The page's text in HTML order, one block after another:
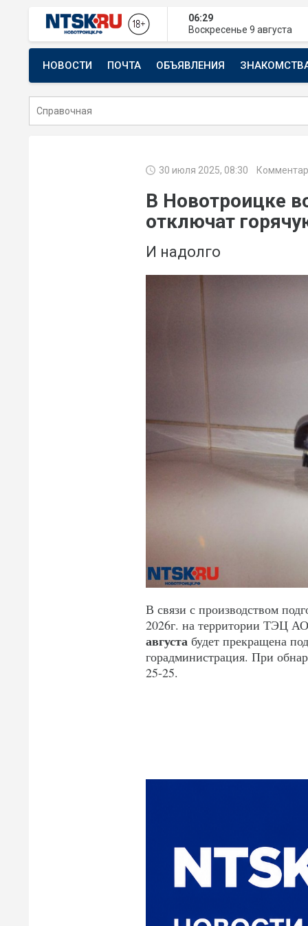
06:29
Воскресенье 9 августа
НОВОСТИ ПОЧТА ОБЪЯВЛЕНИЯ
СТРОИТЕЛЬСТВО И РЕМОНТ
30 июля 2025, 08:30
В Новотроицке
отключат
И надолго
В связи с производством
2026г. на территории ТЭЦ
августа будет прекращена
горадминистрация. При
25-25.